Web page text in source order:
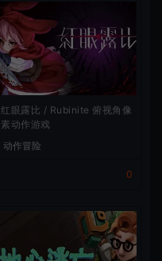
红眼露比 / Rubinite 俯视角像
素动作游戏
动作冒险
0